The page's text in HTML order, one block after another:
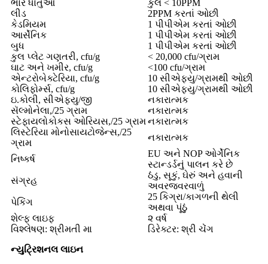
ભારે ધાતુઓ
કુલ < 10PPM
લીડ
2PPM કરતાં ઓછી
કેડમિયમ
1 પીપીએમ કરતાં ઓછી
આર્સેનિક
1 પીપીએમ કરતાં ઓછી
બુધ
1 પીપીએમ કરતાં ઓછી
કુલ પ્લેટ ગણતરી, cfu/g
< 20,000 cfu/ગ્રામ
ઘાટ અને ખમીર, cfu/g
<100 cfu/ગ્રામ
એન્ટરોબેક્ટેરિયા, cfu/g
10 સીએફયુ/ગ્રામથી ઓછી
કોલિફોર્મ્સ, cfu/g
10 સીએફયુ/ગ્રામથી ઓછી
ઇ.કોલી, સીએફયુ/જી
નકારાત્મક
સૅલ્મોનેલા,/25 ગ્રામ
નકારાત્મક
સ્ટેફાયલોકોકસ ઓરિયસ,/25 ગ્રામનકારાત્મક
લિસ્ટેરિયા મોનોસાયટોજેન્સ,/25
ગ્રામ
નકારાત્મક
નિષ્કર્ષ
EU અને NOP ઓર્ગેનિક
સ્ટાન્ડર્ડનું પાલન કરે છે
સંગ્રહ
ઠંડુ, સૂકું, ઘેરું અને હવાની
અવરજવરવાળું
પેકિંગ
25 કિગ્રા/કાગળની થેલી
અથવા પૂંઠું
શેલ્ફ લાઇફ
૨ વર્ષ
વિશ્લેષણ: શ્રીમતી મા
ડિરેક્ટર: શ્રી ચેંગ
ન્યુટ્રિશનલ લાઇન